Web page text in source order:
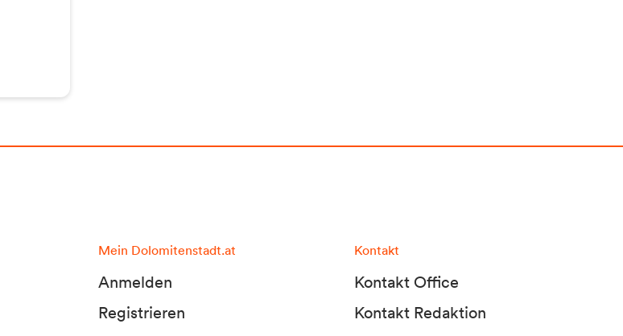
Mein Dolomitenstadt.at
Anmelden
Registrieren
Kontakt
Kontakt Office
Kontakt Redaktion